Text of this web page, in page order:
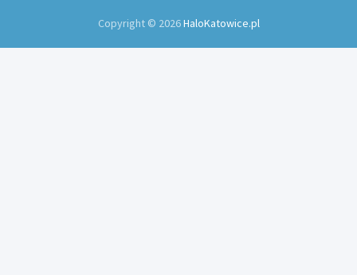
Copyright © 2026HaloKatowice.pl